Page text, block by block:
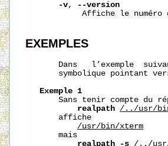
-v,
--version
Affiche le numéro
EXEMPLES
Dans   l’exemple
symbolique pointant
Exemple 1
Sans tenir compte du
realpath /../usr/
       affiche
/usr/bin/xterm
       mais
realpath
-s /../usr/